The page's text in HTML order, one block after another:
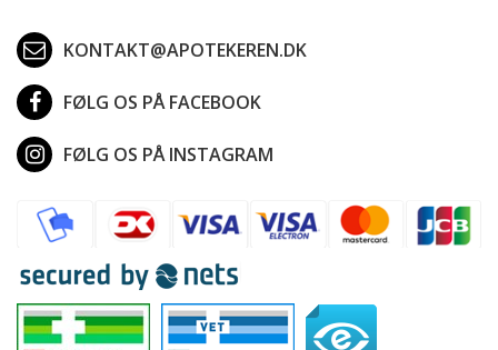
KONTAKT@APOTEKEREN.DK
FØLG OS PÅ FACEBOOK
FØLG OS PÅ INSTAGRAM